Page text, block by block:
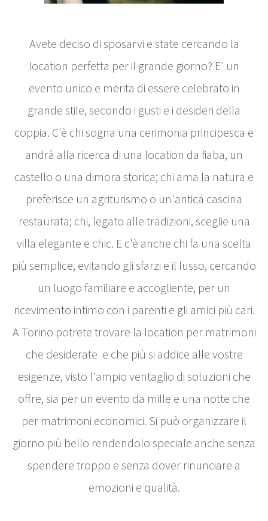
Avete deciso di sposarvi e state cercando la
location perfetta per il grande giorno? E' un
evento unico e merita di essere celebrato in
grande stile, secondo i gusti e i desideri della
coppia. C'è chi sogna una cerimonia principesca e
andrà alla ricerca di una location da fiaba, un
castello o una dimora storica; chi ama la natura e
preferisce un agriturismo o un'antica cascina
restaurata; chi, legato alle tradizioni, sceglie una
villa elegante e chic. E c'è anche chi fa una scelta
più semplice, evitando gli sfarzi e il lusso, cercando
un luogo familiare e accogliente, per un
ricevimento intimo con i parenti e gli amici più cari.
A Torino potrete trovare la location per matrimoni
che desiderate e che più si addice alle vostre
esigenze, visto l'ampio ventaglio di soluzioni che
offre, sia per un evento da mille e una notte che
per matrimoni economici. Si può organizzare il
giorno più bello rendendolo speciale anche senza
spendere troppo e senza dover rinunciare a
emozioni e qualità.